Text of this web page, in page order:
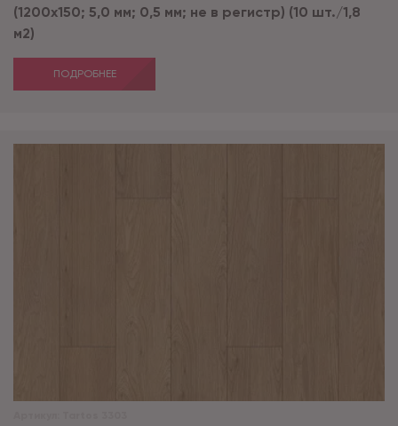
(1200х150; 5,0 мм; 0,5 мм; не в регистр) (10 шт./1,8
м2)
ПОДРОБНЕЕ